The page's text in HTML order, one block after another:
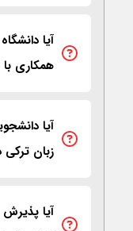
آیا
همکاری با
آیا
زبان ترکی
آیا پذیرش